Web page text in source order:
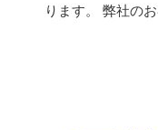
ります。 弊社の